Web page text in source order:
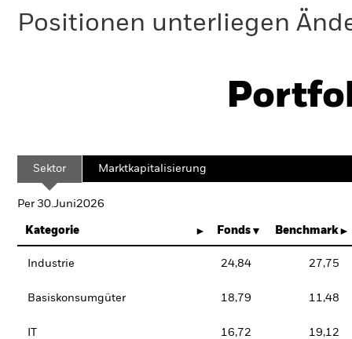
Positionen unterliegen
Sektor Marktkapitalisierung
Per 30.Juni2026
Kategorie Fonds Benchmark
Industrie 24,84 27,75
Basiskonsumgüter 18,79 11,48
16,72 19,12